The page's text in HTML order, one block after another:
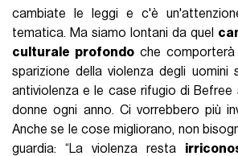
cambiate le leggi e c'è
tematica. Ma siamo lontani da quel
culturale profondoche comporterà
sparizione della violenza degli uomini
antiviolenza e le case rifugio di Befree
donne ogni anno. Ci vorrebbero più
Anche se le cose migliorano, non
guardia: “La violenza resta